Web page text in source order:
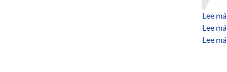
Lee
Lee
Lee